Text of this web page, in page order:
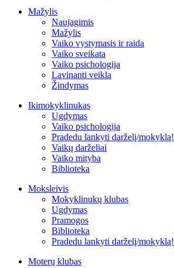
Mažylis
Naujagimis
Mažylis
Vaiko vystymasis ir raida
Vaiko sveikata
Vaiko psichologija
Lavinanti veikla
Žindymas
Ikimokyklinukas
Ugdymas
Vaiko psichologija
Pradedu lankyti darželį/mokyklą!
Vaikų darželiai
Vaiko mityba
Biblioteka
Moksleivis
Mokyklinukų klubas
Ugdymas
Pramogos
Biblioteka
Pradedu lankyti darželį/mokyklą!
Moterų klubas